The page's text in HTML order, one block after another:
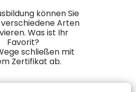
können Sie
Arten
Was ist Ihr
Favorit?
schließen mit
Zertifikat ab.